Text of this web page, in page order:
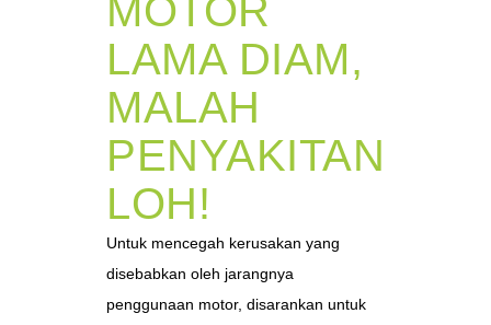
MOTOR
LAMA DIAM,
MALAH
PENYAKITAN
LOH!
Untuk mencegah kerusakan yang
disebabkan oleh jarangnya
penggunaan motor, disarankan untuk